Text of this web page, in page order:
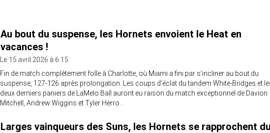
Au bout du suspense, les Hornets envoient le Heat en
vacances !
Le 15 avril 2026 à 6:15
Fin de match complètement folle à Charlotte, où Miami a fini par s’incliner au bout du
suspense, 127-126 après prolongation. Les coups d’éclat du tandem White-Bridges et
deux derniers paniers de LaMelo Ball auront eu raison du match exceptionnel de Davion
Mitchell, Andrew Wiggins et Tyler Herro…
Larges vainqueurs des Suns, les Hornets se rapprochent du